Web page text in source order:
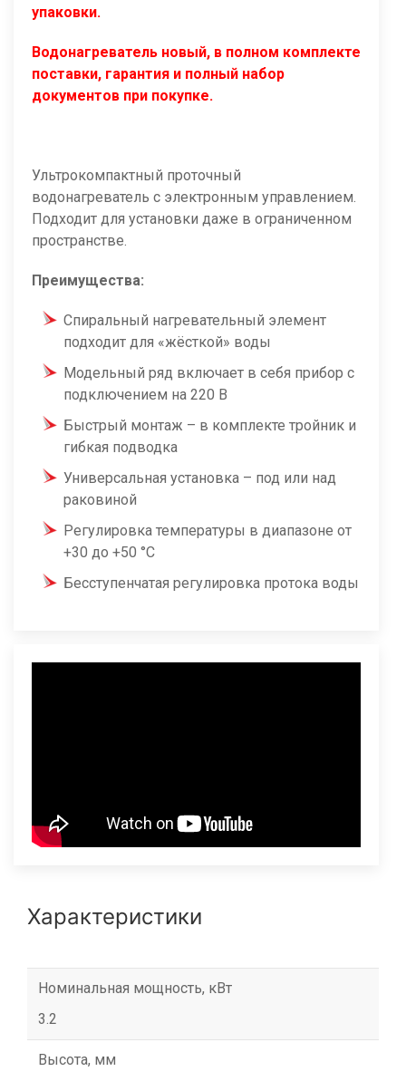
упаковки.
Водонагреватель новый, в полном комплекте
поставки, гарантия и полный набор
документов при покупке.
Ультрокомпактный проточный
водонагреватель с электронным управлением.
Подходит для установки даже в ограниченном
пространстве.
Преимущества:
Спиральный нагревательный элемент
подходит для «жёсткой» воды
Модельный ряд включает в себя прибор с
подключением на 220 В
Быстрый монтаж – в комплекте тройник и
гибкая подводка
Универсальная установка – под или над
раковиной
Регулировка температуры в диапазоне от
+30 до +50 °C
Бесступенчатая регулировка протока воды
Характеристики
Номинальная мощность, кВт
3.2
Высота, мм